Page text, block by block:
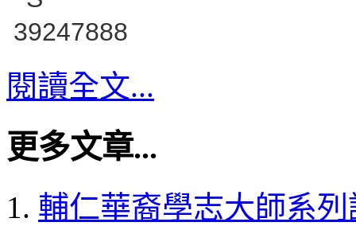
閱讀全文...
更多文章...
輔仁華裔學志大師系